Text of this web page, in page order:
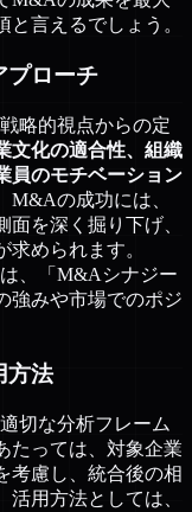
言えるでしょう。
プローチ
略的視点からの定
文化の適合性、組織
員のモチベーション
M&Aの成功には、
を深く掘り下げ、
められます。
、「M&Aシナジー
強みや市場でのポジ
方法
切な分析フレーム
たっては、対象企業
考慮し、統合後の相
用方法としては、